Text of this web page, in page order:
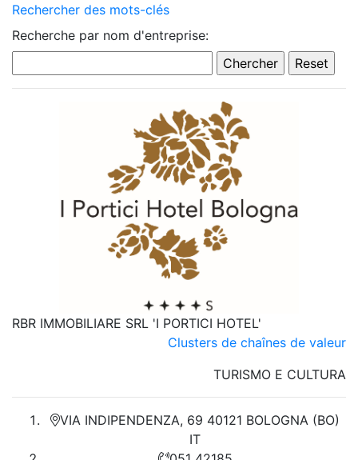
Rechercher des mots-clés
Recherche par nom d'entreprise:
RBR IMMOBILIARE SRL 'I PORTICI HOTEL'
Clusters de chaînes de valeur
TURISMO E CULTURA
VIA INDIPENDENZA, 69 40121 BOLOGNA (BO)
IT